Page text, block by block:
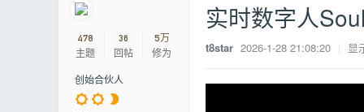
478
主题
36
回帖
5万
修为
创始合伙人
实时数字人
t8star 2026-1-28 21:08:20 | 显